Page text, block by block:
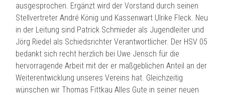
ausgesprochen. Ergänzt wird der Vorstand durch seinen
Stellvertreter André König und Kassenwart Ulrike Fleck. Neu
in der Leitung sind Patrick Schmieder als Jugendleiter und
Jörg Riedel als Schiedsrichter Verantwortlicher. Der HSV 05
bedankt sich recht herzlich bei Uwe Jensch für die
hervorragende Arbeit mit der er maßgeblichen Anteil an der
Weiterentwicklung unseres Vereins hat. Gleichzeitig
wünschen wir Thomas Fittkau Alles Gute in seiner neuen